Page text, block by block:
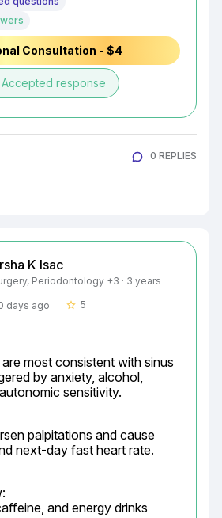
Consultation - $4
Accepted response
0 REPLIES
K Isac
Periodontology +3 · 3 years
days ago
star_border 5
most consistent with sinus
by anxiety, alcohol,
sensitivity.
palpitations and cause
next-day fast heart rate.
and energy drinks